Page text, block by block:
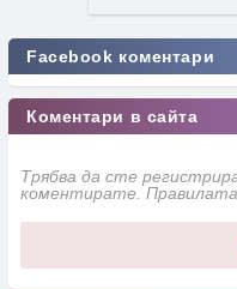
Facebook коментари
Коментари в сайта
Трябва да сте
коментирате.